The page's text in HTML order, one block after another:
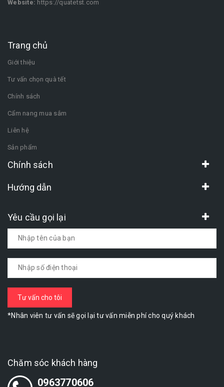
Website: https://quatetst.com
Trang chủ
Giới thiệu
Tư vấn chọn quà tết
Chính sách
Cẩm nang mua sắm
Liên hệ
Sản phẩm
Chính sách
Hướng dẫn
Yêu cầu gọi lại
*Nhân viên tư vấn sẽ gọi lại tư vấn miễn phí cho quý khách
Chăm sóc khách hàng
0963770606